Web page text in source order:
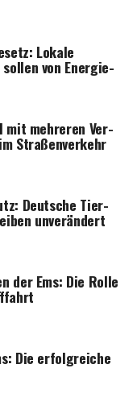
Loka­le
sol­len von Ener­gie­
mit meh­re­ren Ver­
Straßenverkehr
Deut­sche Tier­
unverändert
der Ems: Die Rol­le
Die erfolg­rei­che